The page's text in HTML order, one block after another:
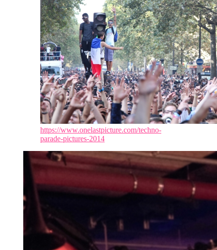
https://www.onelastpicture.com/techno-
parade-pictures-2014